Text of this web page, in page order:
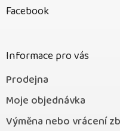
Facebook
Informace pro vás
Prodejna
Moje objednávka
Výměna nebo vrácení